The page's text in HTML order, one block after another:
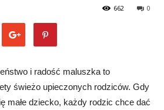
0
662
i radość maluszka to
świeżo upieczonych rodziców. Gdy
małe dziecko, każdy rodzic chce dać